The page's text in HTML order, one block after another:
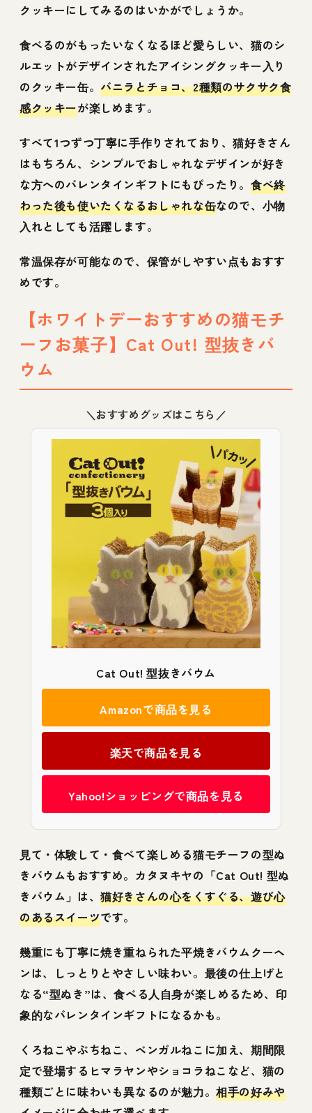
クッキーにしてみるのはいかがでしょうか。
食べるのがもったいなくなるほど愛らしい、猫のシ
ルエットがデザインされたアイシングクッキー入り
のクッキー缶。バニラとチョコ、2種類のサクサク食
感クッキーが楽しめます。
すべて1つずつ丁寧に手作りされており、猫好きさん
はもちろん、シンプルでおしゃれなデザインが好き
な方へのバレンタインギフトにもぴったり。食べ終
わった後も使いたくなるおしゃれな缶なので、小物
入れとしても活躍します。
常温保存が可能なので、保管がしやすい点もおすす
めです。
【ホワイトデーおすすめの猫モチ
ーフお菓子】Cat Out! 型抜きバ
ウム
＼おすすめグッズはこちら／
Cat Out! 型抜きバウム
Amazonで商品を見る
楽天で商品を見る
Yahoo!ショッピングで商品を見る
見て・体験して・食べて楽しめる猫モチーフの型ぬ
きバウムもおすすめ。カタヌキヤの「Cat Out! 型ぬ
きバウム」は、猫好きさんの心をくすぐる、遊び心
のあるスイーツです。
幾重にも丁寧に焼き重ねられた平焼きバウムクーヘ
ンは、しっとりとやさしい味わい。最後の仕上げと
なる“型ぬき”は、食べる人自身が楽しめるため、印
象的なバレンタインギフトになるかも。
くろねこやぶちねこ、ベンガルねこに加え、期間限
定で登場するヒマラヤンやショコラねこなど、猫の
種類ごとに味わいも異なるのが魅力。相手の好みや